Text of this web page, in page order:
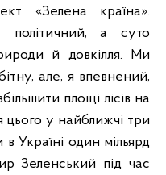
«Зелена країна».
а суто
й довкілля. Ми
але, я впевнений,
площі лісів на
цього у найближчі три
Україні один мільярд
Зеленський під час